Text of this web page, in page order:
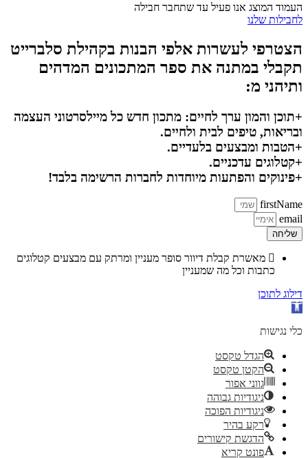
העמוד המוצג אנו פעיל עד שתחבר חבילה
לחבילות שלנו
הצטרפי לעשרות אלפי הבנות בקהילת סלברייט
תקבלי במתנה את ספר המתכונים המדהים
ותיהני מ:
+תוכן והמון ערך לחיים: מתכון חדש כל מיילסרטוני העצמה
ובריאות, טיפים לבית ולחיים.
+הטבות ומבצעים בלעדיים.
+קטלוגים עדכניים.
+פינוקים והפתעות מיוחדות לחברות הרשימה בלבד!
firstName
email
שליחה
מאשרת קבלת דיוור סופר מעניין ומרתק עם מבצעים קטלוגים
כתבות וכל מה שמעניין
דילוג לתוכן
פתח סרגל נגישות
כלי נגישות
הגדל טקסט
הקטן טקסט
גווני אפור
ניגודיות גבוהה
ניגודיות הפוכה
רקע בהיר
הדגשת קישורים
פונט קריא